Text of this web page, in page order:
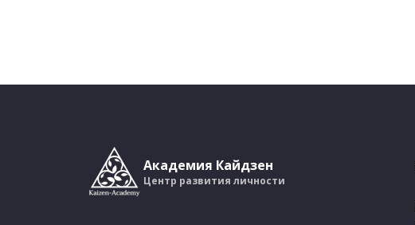
Академия Кайдзен
Центр развития личности